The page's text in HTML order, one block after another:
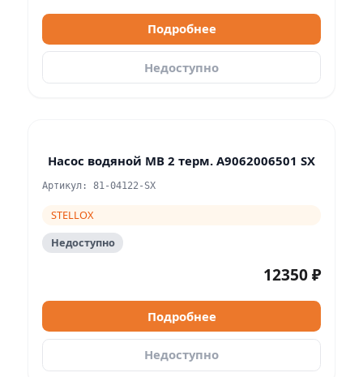
Подробнее
Недоступно
Насос водяной MB 2 терм. A9062006501 SX
Артикул: 81-04122-SX
STELLOX
Недоступно
12350 ₽
Подробнее
Недоступно